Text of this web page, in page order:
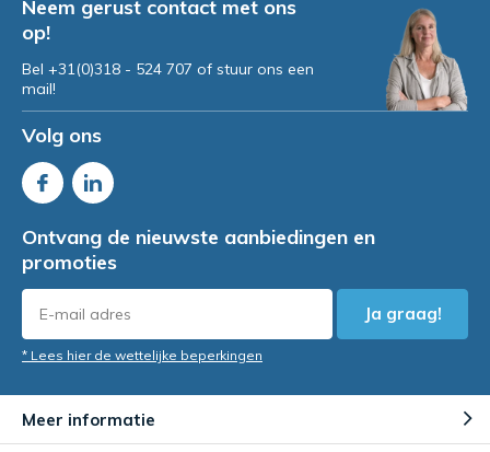
Neem gerust contact met ons
op!
Bel +31(0)318 - 524 707 of stuur ons een
mail!
Volg ons
Ontvang de nieuwste aanbiedingen en
promoties
Ja graag!
* Lees hier de wettelijke beperkingen
Meer informatie